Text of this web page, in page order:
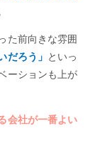
た前向きな雰囲
だろう」 といっ
ーションも上が
会社が一番よい